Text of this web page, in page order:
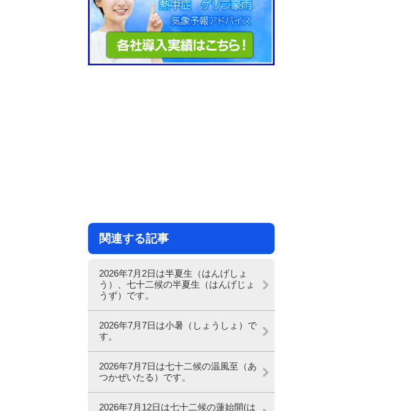
関連する記事
2026年7月2日は半夏生（はんげしょ
う）、七十二候の半夏生（はんげじょ
うず）です。
2026年7月7日は小暑（しょうしょ）で
す。
2026年7月7日は七十二候の温風至（あ
つかぜいたる）です。
2026年7月12日は七十二候の蓮始開(は